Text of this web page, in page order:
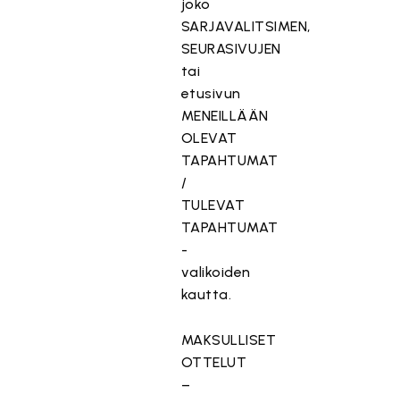
joko
SARJAVALITSIMEN,
SEURASIVUJEN
tai
etusivun
MENEILLÄÄN
OLEVAT
TAPAHTUMAT
/
TULEVAT
TAPAHTUMAT
-
valikoiden
kautta.
MAKSULLISET
OTTELUT
–